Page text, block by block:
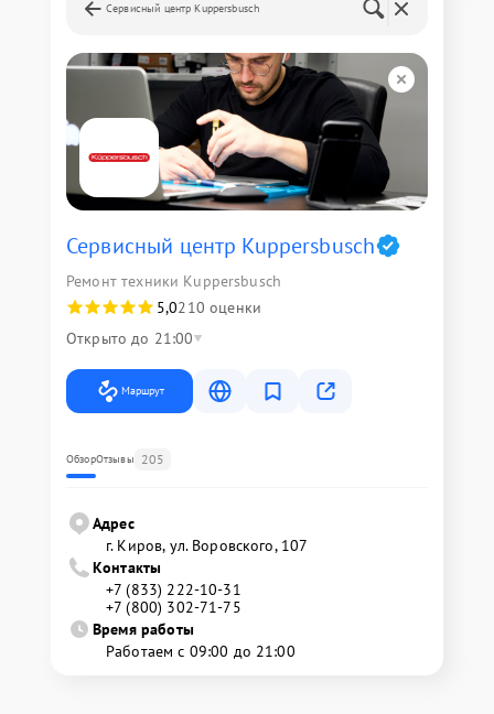
Сервисный центр Kuppersbusch
Сервисный центр Kuppersbusch
Ремонт техники Kuppersbusch
5,0210 оценки
Открыто до 21:00
Маршрут
ОбзорОтзывы 205
Адрес
г. Киров, ул. Воровского, 107
Контакты
+7 (833) 222-10-31
+7 (800) 302-71-75
Время работы
Работаем с 09:00 до 21:00